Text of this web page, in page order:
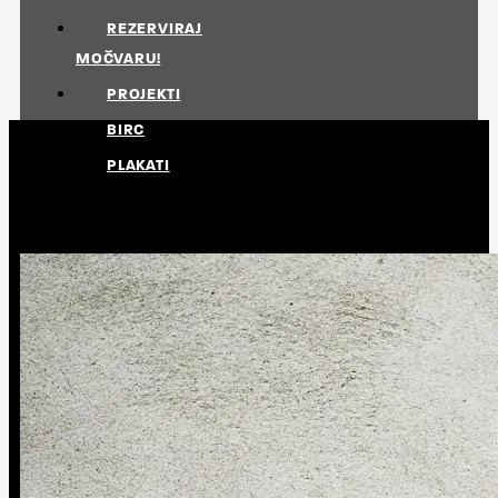
REZERVIRAJ
MOČVARU!
PROJEKTI
BIRC
PLAKATI